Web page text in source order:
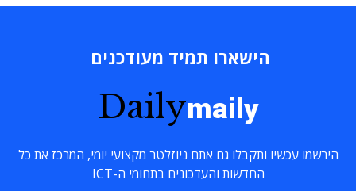
הישארו תמיד מעודכנים
Dailymaily
הירשמו עכשיו ותקבלו גם אתם ניוזלטר מקצועי יומי, המרכז את כל
החדשות והעדכונים בתחומי ה-ICT